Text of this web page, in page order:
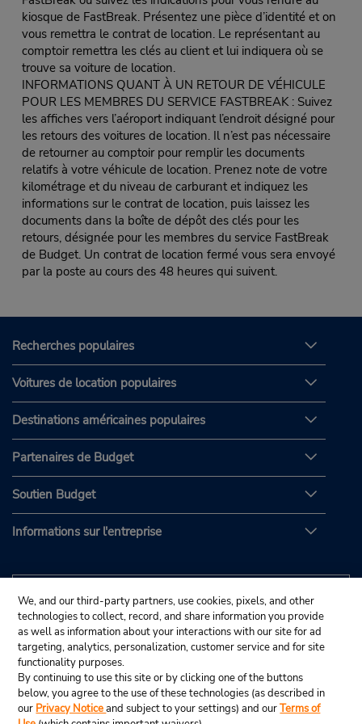
kiosque de FastBreak. Présentez une pièce d’identité et on
vous remettra le contrat de location. Le représentant au
comptoir remettra les clés au client et lui indiquera où se
trouve sa voiture de location.
INFORMATIONS QUANT À UN RETOUR DE VÉHICULE
POUR LES MEMBRES DU SERVICE FASTBREAK : Suivez
les affiches vers l’aéroport indiquant l’endroit désigné pour
les retours des voitures de location. Il n’est pas nécessaire
de retourner au comptoir pour remplir les documents
relatifs à votre véhicule de location. Prenez note de votre
kilométrage et du niveau de carburant et indiquez les
informations sur le contrat de location, puis laissez les
documents dans la boîte de dépôt des clés pour les
retours, désignée pour les membres du service FastBreak
de Budget. Un contrat de location fermé vous sera envoyé
par la poste au cours des 48 heures qui suivent.
Recherches populaires
Voitures de location populaires
Destinations américaines populaires
Partenaires de Budget
Soutien Budget
Informations sur l'entreprise
We, and our third-party partners, use cookies, pixels, and other
technologies to collect, record, and share information you provide
as well as information about your interactions with our site for ad
targeting, analytics, personalization, customer service and for site
functionality purposes.
By continuing to use this site or by clicking one of the buttons
below, you agree to the use of these technologies (as described in
our Privacy Noticeand subject to your settings) and ourTerms of